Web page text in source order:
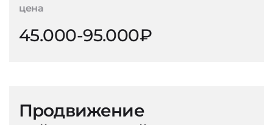
цена
45.000-95.000₽
Продвижение